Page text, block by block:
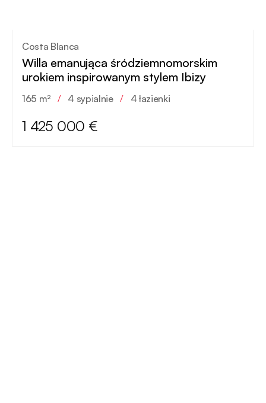
Costa Blanca
Willa emanująca śródziemnomorskim
urokiem inspirowanym stylem Ibizy
165 m² / 4 sypialnie / 4 łazienki
1 425 000 €